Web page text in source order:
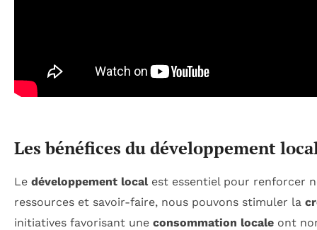
Les bénéfices du développement
Le développement localest essentiel pour renforcer
ressources et savoir-faire, nous pouvons stimuler la
initiatives favorisant une consommation locale ont